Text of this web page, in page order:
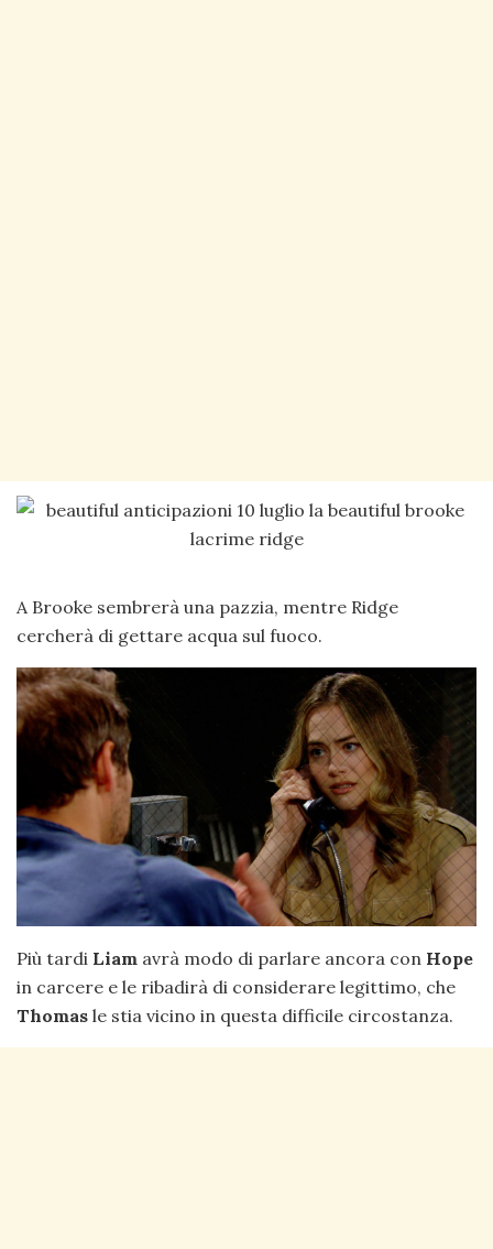
A Brooke sembrerà una pazzia, mentre Ridge
cercherà di gettare acqua sul fuoco.
Più tardi Liam avrà modo di parlare ancora con Hope
in carcere e le ribadirà di considerare legittimo, che
Thomas le stia vicino in questa difficile circostanza.